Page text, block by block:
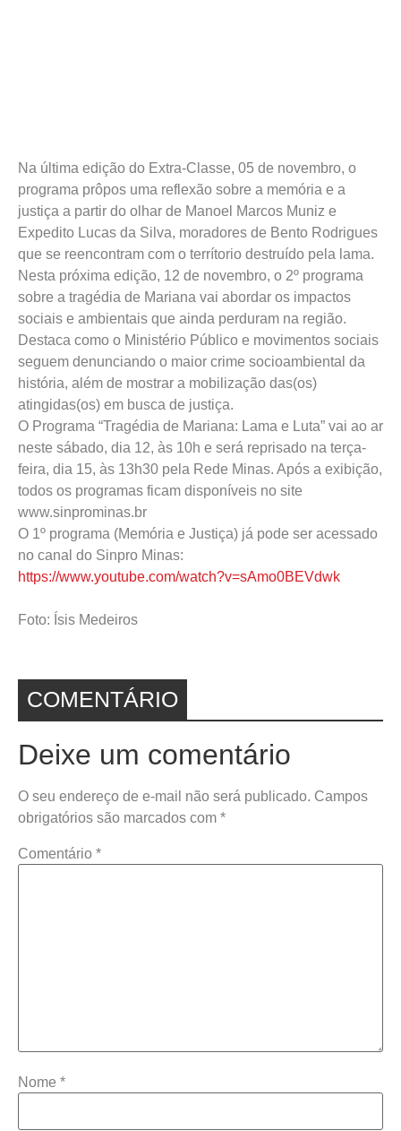
Na última edição do Extra-Classe, 05 de novembro, o
programa prôpos uma reflexão sobre a memória e a
justiça a partir do olhar de Manoel Marcos Muniz e
Expedito Lucas da Silva, moradores de Bento Rodrigues
que se reencontram com o terrítorio destruído pela lama.
Nesta próxima edição, 12 de novembro, o 2º programa
sobre a tragédia de Mariana vai abordar os impactos
sociais e ambientais que ainda perduram na região.
Destaca como o Ministério Público e movimentos sociais
seguem denunciando o maior crime socioambiental da
história, além de mostrar a mobilização das(os)
atingidas(os) em busca de justiça.
O Programa “Tragédia de Mariana: Lama e Luta” vai ao ar
neste sábado, dia 12, às 10h e será reprisado na terça-
feira, dia 15, às 13h30 pela Rede Minas. Após a exibição,
todos os programas ficam disponíveis no site
www.sinprominas.br
O 1º programa (Memória e Justiça) já pode ser acessado
no canal do Sinpro Minas:
https://www.youtube.com/watch?v=sAmo0BEVdwk
Foto: Ísis Medeiros
COMENTÁRIO
Deixe um comentário
O seu endereço de e-mail não será publicado. Campos
obrigatórios são marcados com *
Comentário *
Nome *